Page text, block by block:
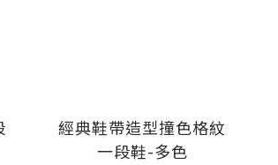
經典鞋帶造型撞色格紋
一段鞋-多色